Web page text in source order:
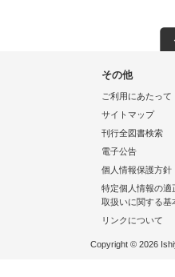
その他
ご利用にあたって
サイトマップ
刊行全図書検索
電子公告
個人情報保護方針
特定個人情報の適
取扱いに関する基
リンクについて
Copyright © 2026